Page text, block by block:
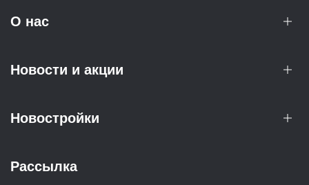
О нас
Новости и акции
Новостройки
Рассылка